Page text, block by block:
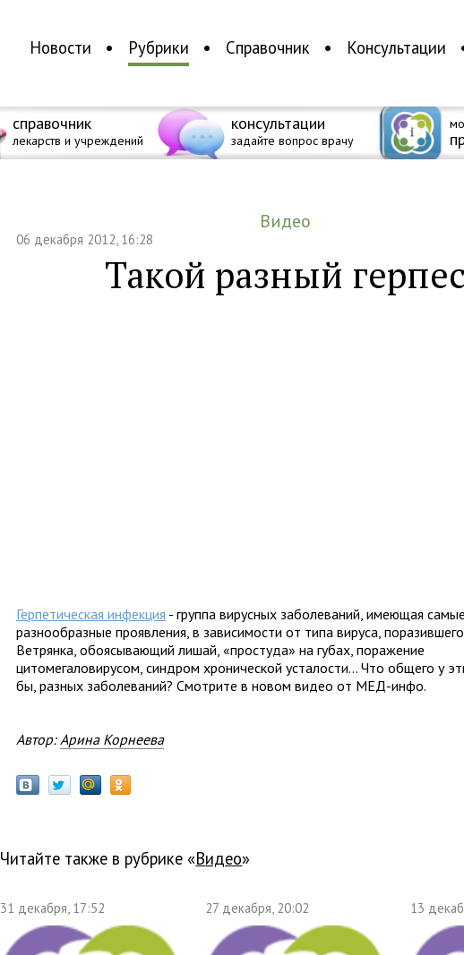
Новости Рубрики Справочник Консультации
справочник
лекарств и учреждений
консультации
задайте вопрос врачу
Видео
06 декабря 2012, 16:28
Такой разный герпес
Герпетическая инфекция - группа вирусных заболеваний, имеющая самые
разнообразные проявления, в зависимости от типа вируса,
Ветрянка, обоясывающий лишай, «простуда» на губах, поражение
цитомегаловирусом, синдром хронической усталости... Что общего у
бы, разных заболеваний? Смотрите в новом видео от МЕД-инфо.
Автор:Арина Корнеева
Читайте также в рубрике « Видео»
31 декабря, 17:52 27 декабря, 20:02 13